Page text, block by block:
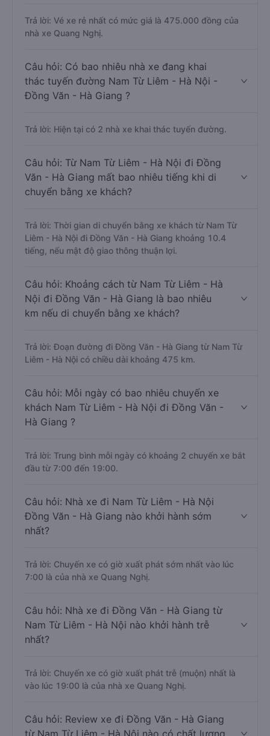
Trả lời: Vé xe rẻ nhất có mức giá là 475.000 đồng của
nhà xe Quang Nghị.
Câu hỏi: Có bao nhiêu nhà xe đang khai
thác tuyến đường Nam Từ Liêm - Hà Nội -
Đồng Văn - Hà Giang ?
Trả lời: Hiện tại có 2 nhà xe khai thác tuyến đường.
Câu hỏi: Từ Nam Từ Liêm - Hà Nội đi Đồng
Văn - Hà Giang mất bao nhiêu tiếng khi di
chuyển bằng xe khách?
Trả lời: Thời gian di chuyển bằng xe khách từ Nam Từ
Liêm - Hà Nội đi Đồng Văn - Hà Giang khoảng 10.4
tiếng, nếu mật độ giao thông thuận lợi.
Câu hỏi: Khoảng cách từ Nam Từ Liêm - Hà
Nội đi Đồng Văn - Hà Giang là bao nhiêu
km nếu di chuyển bằng xe khách?
Trả lời: Đoạn đường đi Đồng Văn - Hà Giang từ Nam Từ
Liêm - Hà Nội có chiều dài khoảng 475 km.
Câu hỏi: Mỗi ngày có bao nhiêu chuyến xe
khách Nam Từ Liêm - Hà Nội đi Đồng Văn -
Hà Giang ?
Trả lời: Trung bình mỗi ngày có khoảng 2 chuyến xe bắt
đầu từ 7:00 đến 19:00.
Câu hỏi: Nhà xe đi Nam Từ Liêm - Hà Nội
Đồng Văn - Hà Giang nào khởi hành sớm
nhất?
Trả lời: Chuyến xe có giờ xuất phát sớm nhất vào lúc
7:00 là của nhà xe Quang Nghị.
Câu hỏi: Nhà xe đi Đồng Văn - Hà Giang từ
Nam Từ Liêm - Hà Nội nào khởi hành trễ
nhất?
Trả lời: Chuyến xe có giờ xuất phát trễ (muộn) nhất là
vào lúc 19:00 là của nhà xe Quang Nghị.
Câu hỏi: Review xe đi Đồng Văn - Hà Giang
từ Nam Từ Liêm - Hà Nội nào có chất lượng